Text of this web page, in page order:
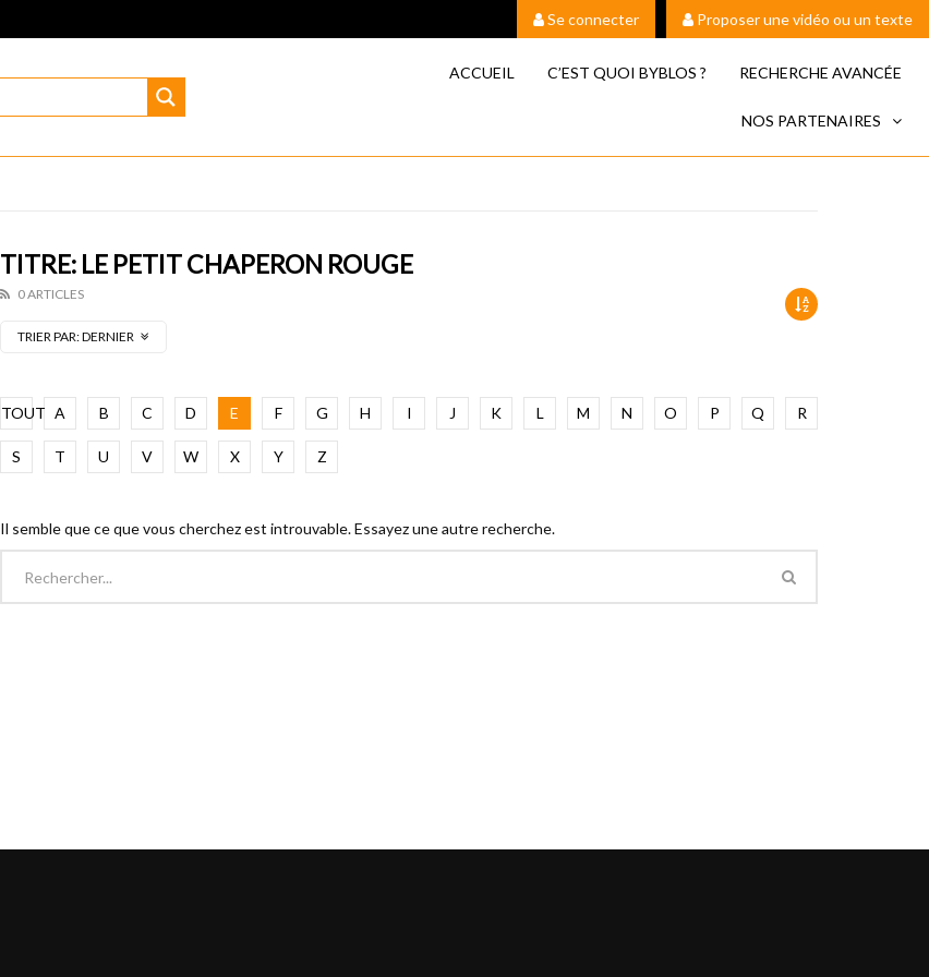
Se connecter Proposer une vidéo ou un texte
ACCUEIL C’EST QUOI BYBLOS ? RECHERCHE AVANCÉE
NOS PARTENAIRES
TITRE: LE PETIT CHAPERON ROUGE
0 ARTICLES
TRIER PAR:DERNIER
TOUT A B C D E F G H I J K L M N O P Q R
S T U V W X Y Z
Il semble que ce que vous cherchez est introuvable. Essayez une autre recherche.